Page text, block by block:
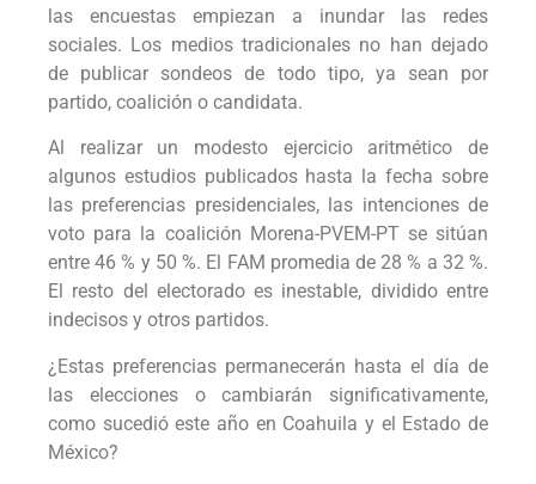
las encuestas empiezan a inundar las redes
sociales. Los medios tradicionales no han dejado
de publicar sondeos de todo tipo, ya sean por
partido, coalición o candidata.
Al realizar un modesto ejercicio aritmético de
algunos estudios publicados hasta la fecha sobre
las preferencias presidenciales, las intenciones de
voto para la coalición Morena-PVEM-PT se sitúan
entre 46 % y 50 %. El FAM promedia de 28 % a 32 %.
El resto del electorado es inestable, dividido entre
indecisos y otros partidos.
¿Estas preferencias permanecerán hasta el día de
las elecciones o cambiarán significativamente,
como sucedió este año en Coahuila y el Estado de
México?